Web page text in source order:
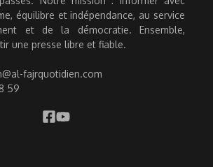
équilibre et indépendance, au service
et de la démocratie. Ensemble,
une presse libre et fiable.
fajrquotidien.com
59